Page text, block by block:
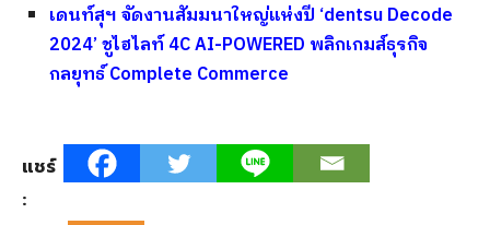
เดนท์สุฯ จัดงานสัมมนาใหญ่แห่งปี ‘dentsu Decode
2024’ ชูไฮไลท์ 4C AI-POWERED พลิกเกมส์ธุรกิจ
กลยุทธ์ Complete Commerce
แชร์
: